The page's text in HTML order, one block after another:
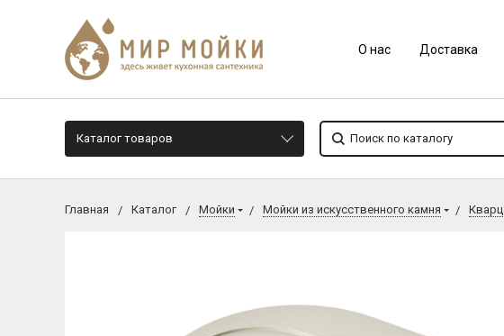
О нас Доставка
Каталог товаров
Главная Каталог Мойки Мойки из искусственного камня Кварц